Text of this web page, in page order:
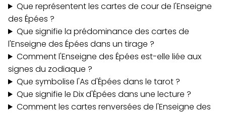
Que représentent les cartes de cour de l'Enseigne
des Épées ?
Que signifie la prédominance des cartes de
l'Enseigne des Épées dans un tirage ?
Comment l'Enseigne des Épées est-elle liée aux
signes du zodiaque ?
Que symbolise l'As d'Épées dans le tarot ?
Que signifie le Dix d'Épées dans une lecture ?
Comment les cartes renversées de l'Enseigne des